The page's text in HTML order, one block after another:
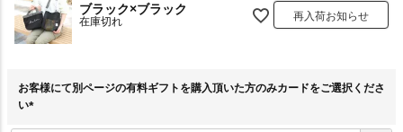
ブラック×ブラック
在庫切れ 再入荷お知らせ
お客様にて別ページの有料ギフトを購入頂いた方のみカードをご選択くださ
い